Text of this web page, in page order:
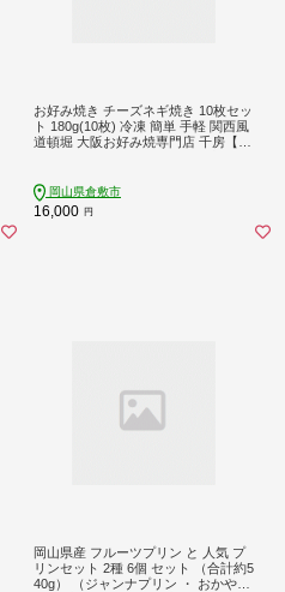
お好み焼き チーズネギ焼き 10枚セッ
ト 180g(10枚) 冷凍 簡単 手軽 関西風
道頓堀 大阪お好み焼専門店 千房【お
岡山県倉敷市
16,000 円
岡山県産 フルーツプリン と 人気 プ
リンセット 2種 6個 セット （合計約5
40g） （ジャンナプリン ・ おかやま